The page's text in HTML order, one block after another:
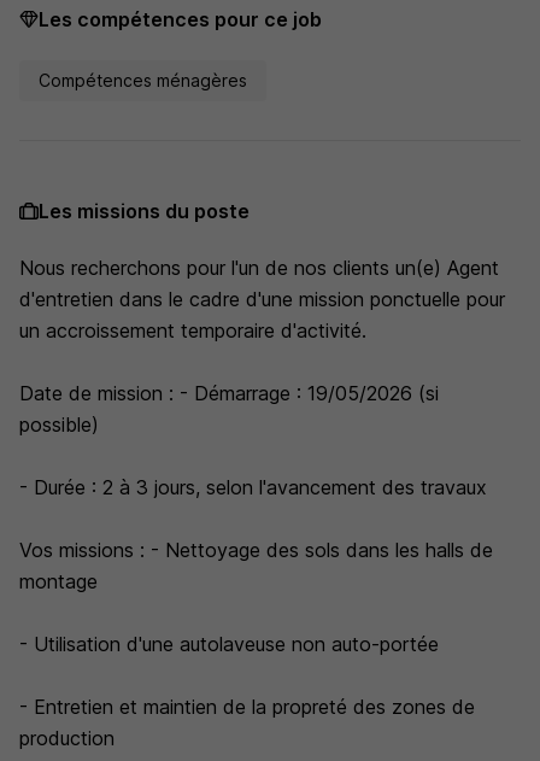
Les compétences pour ce job
Compétences ménagères
Les missions du poste
Nous recherchons pour l'un de nos clients un(e) Agent
d'entretien dans le cadre d'une mission ponctuelle pour
un accroissement temporaire d'activité.
Date de mission : - Démarrage : 19/05/2026 (si
possible)
- Durée : 2 à 3 jours, selon l'avancement des travaux
Vos missions : - Nettoyage des sols dans les halls de
montage
- Utilisation d'une autolaveuse non auto-portée
- Entretien et maintien de la propreté des zones de
production